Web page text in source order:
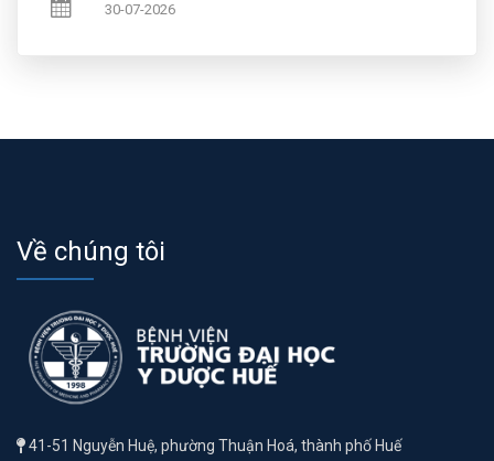
30-07-2026
Về chúng tôi
41-51 Nguyễn Huệ, phường Thuận Hoá, thành phố Huế